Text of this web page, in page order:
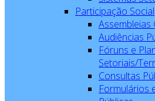
Participação Social
Assembleias
Audiências
Fóruns e
Setoriais/
Consultas
Formulários